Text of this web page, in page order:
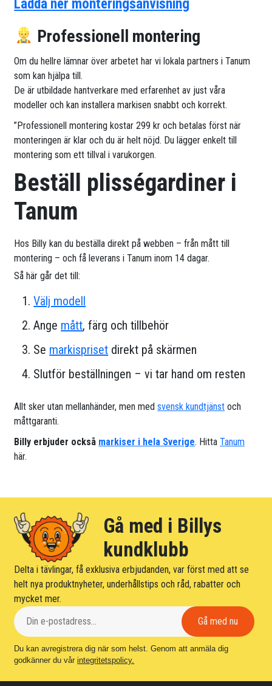
Ladda ner monteringsanvisning
Professionell montering
Om du hellre lämnar över arbetet har vi lokala partners i Tanum
som kan hjälpa till.
De är utbildade hantverkare med erfarenhet av just våra
modeller och kan installera markisen snabbt och korrekt.
”Professionell montering kostar 299 kr och betalas först när
monteringen är klar och du är helt nöjd. Du lägger enkelt till
montering som ett tillval i varukorgen.
Beställ plisségardiner i
Tanum
Hos Billy kan du beställa direkt på webben – från mått till
montering – och få leverans i Tanum inom 14 dagar.
Så här går det till:
Välj modell
Ange mått, färg och tillbehör
Se markispriset direkt på skärmen
Slutför beställningen – vi tar hand om resten
Allt sker utan mellanhänder, men medsvensk kundtjänst och
måttgaranti.
Billy erbjuder också markiser i hela Sverige. HittaTanum
här.
Gå med i Billys
kundklubb
Delta i tävlingar, få exklusiva erbjudanden, var först med att se
helt nya produktnyheter, underhållstips och råd, rabatter och
mycket mer.
Du kan avregistrera dig när som helst. Genom att anmäla dig
godkänner du vårintegritetspolicy.